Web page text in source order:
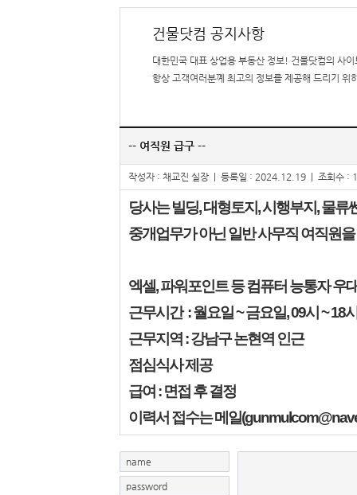
건물닷컴 공지사항
대한민국 대표 상업용 부동산 정보! 건물닷컴의 사
항상 고객여러분꼐 최고의 정보를 제공해 드리기 위
-- 여직원 급구 --
작성자 : 채교진 실장 등록일 : 2024.12.19 조회수 :
당사는 빌딩, 대형토지, 시행부지, 물
중개업무가 아닌 일반 사무직 여직원
엑셀, 파워포인트 등 컴퓨터 능통자 우
근무시간 : 월요일 ~ 금요일, 09시 ~ 18
근무지역 : 강남구 논현역 인근
점심식사 제공
급여 : 면접 후 결정
이력서 접수는 메일
name
password